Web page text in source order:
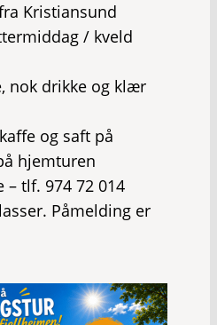
Kristiansund
/ kveld
nok drikke og klær
og saft på
hjemturen
– tlf. 974 72 014
Påmelding er